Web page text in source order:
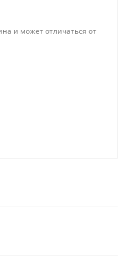
и может отличаться от